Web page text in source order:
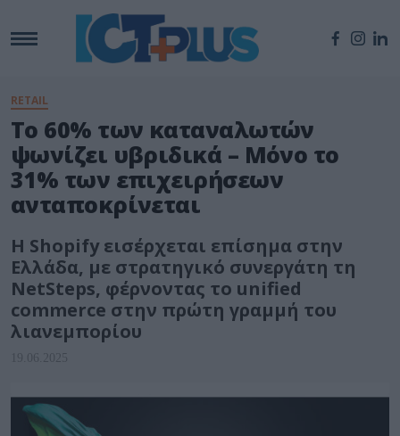
RETAIL
Το 60% των καταναλωτών
ψωνίζει υβριδικά – Μόνο το
31% των επιχειρήσεων
ανταποκρίνεται
Η Shopify εισέρχεται επίσημα στην
Ελλάδα, με στρατηγικό συνεργάτη τη
NetSteps, φέρνοντας το unified
commerce στην πρώτη γραμμή του
λιανεμπορίου
19.06.2025